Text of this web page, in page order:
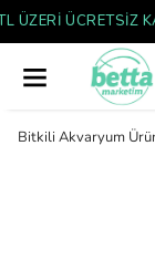
Bitkili Akvaryum